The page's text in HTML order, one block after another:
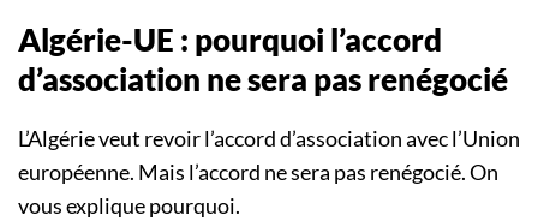
Algérie-UE : pourquoi l’accord
d’association ne sera pas renégocié
L’Algérie veut revoir l’accord d’association avec l’Union
européenne. Mais l’accord ne sera pas renégocié. On
vous explique pourquoi.